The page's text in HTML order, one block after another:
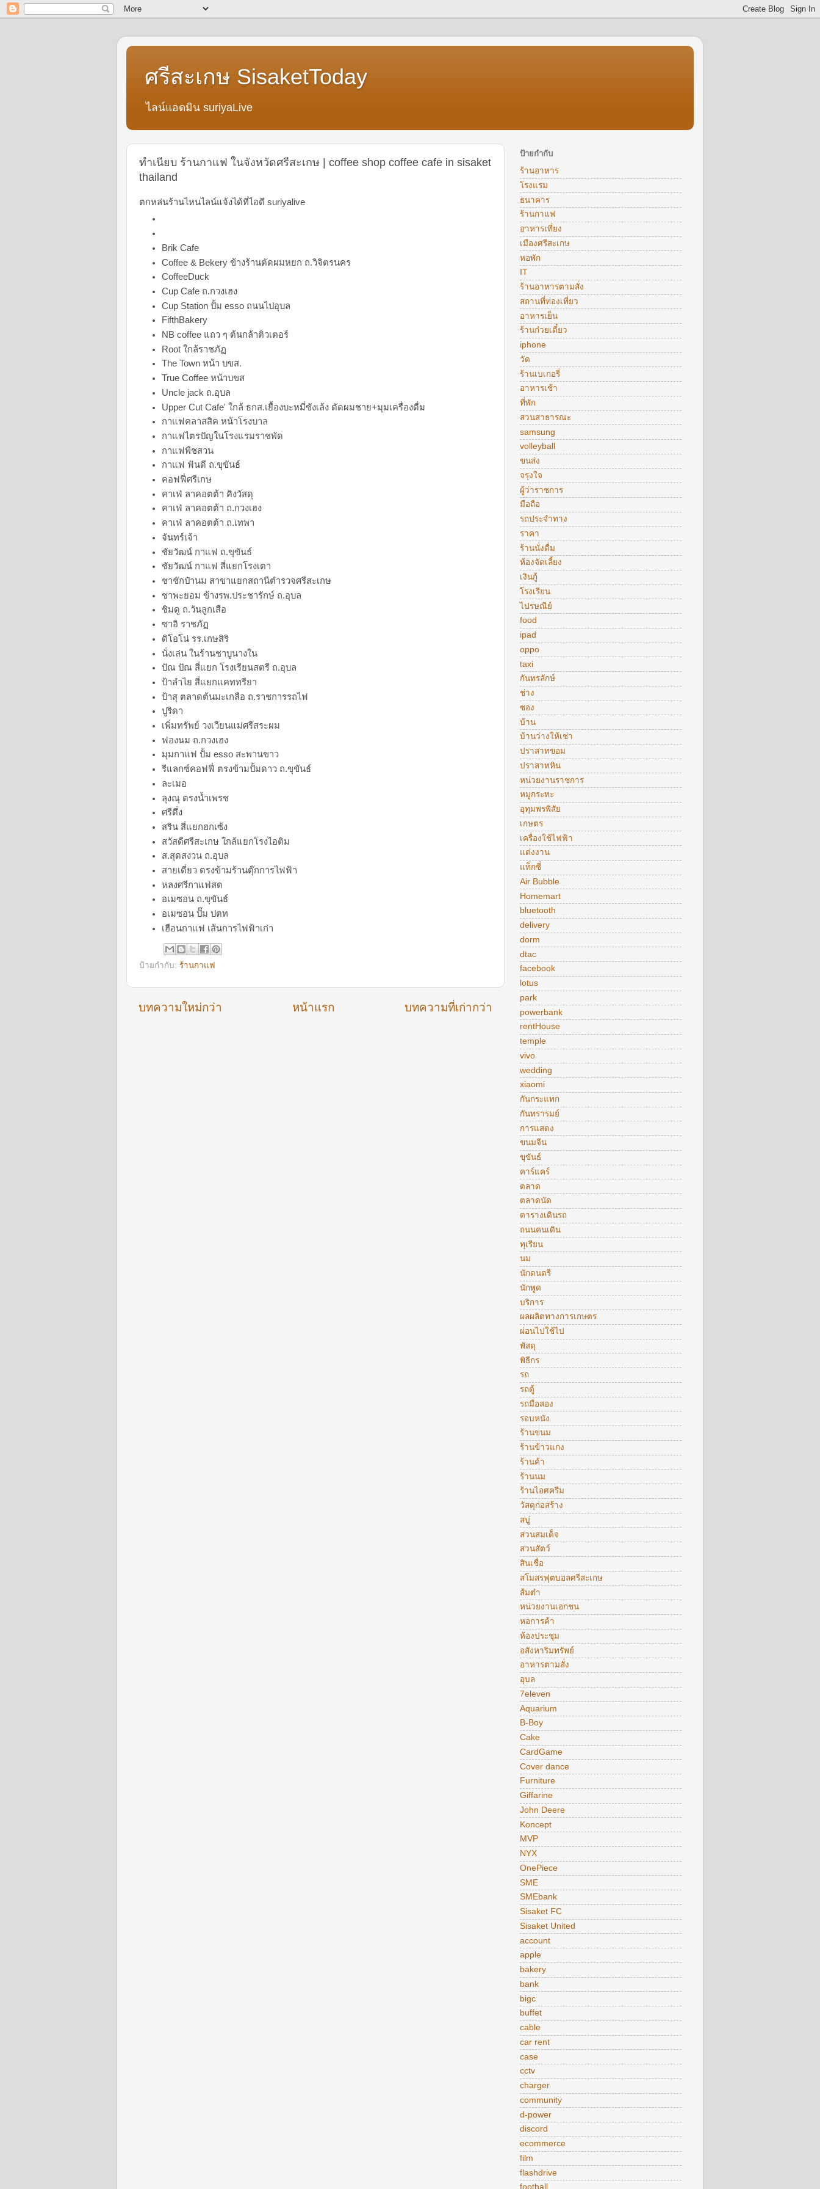
ศรีสะเกษ SisaketToday
ไลน์แอดมิน suriyaLive
ทำเนียบ ร้านกาแฟ ในจังหวัดศรีสะเกษ | coffee shop coffee cafe in sisaket
thailand
ตกหล่นร้านไหนไลน์แจ้งได้ที่ไอดี suriyalive
Brik Cafe
Coffee & Bekery ข้างร้านตัดผมหยก ถ.วิจิตรนคร
CoffeeDuck
Cup Cafe ถ.กวงเฮง
Cup Station ปั้ม esso ถนนไปอุบล
FifthBakery
NB coffee แถว ๆ ต้นกล้าติวเตอร์
Root ใกล้ราชภัฏ
The Town หน้า บขส.
True Coffee หน้าบขส
Uncle jack ถ.อุบล
Upper Cut Cafe' ใกล้ ธกส.เยื้องบะหมี่ซังเล้ง ตัดผมชาย+มุมเครื่องดื่ม
กาแฟคลาสสิค หน้าโรงบาล
กาแฟไตรปัญในโรงแรมราชพัด
กาแฟพืชสวน
กาแฟ ฟันดี ถ.ขุขันธ์
คอฟฟี่ศรีเกษ
คาเฟ่ ลาคอตต้า คิงวัสดุ
คาเฟ่ ลาคอตต้า ถ.กวงเฮง
คาเฟ่ ลาคอตต้า ถ.เทพา
จันทร์เจ้า
ชัยวัฒน์ กาแฟ ถ.ขุขันธ์
ชัยวัฒน์ กาแฟ สี่แยกโรงเตา
ชาชักป๋านม สาขาแยกสถานีตำรวจศรีสะเกษ
ชาพะยอม ข้างรพ.ประชารักษ์ ถ.อุบล
ชิมดู ถ.วันลูกเสือ
ซาอิ ราชภัฏ
ดิโอโน่ รร.เกษสิริ
นั่งเล่น ในร้านชาบูนางใน
ปัณ ปัณ สี่แยก โรงเรียนสตรี ถ.อุบล
ป้าลำไย สี่แยกแคททรียา
ป้าสุ ตลาดต้นมะเกลือ ถ.ราชการรถไฟ
ปูริดา
เพิ่มทรัพย์ วงเวียนแม่ศรีสระผม
ฟองนม ถ.กวงเฮง
มุมกาแฟ ปั้ม esso สะพานขาว
รีแลกซ์คอฟฟี่ ตรงข้ามปั้มดาว ถ.ขุขันธ์
ละเมอ
ลุงณุ ตรงน้ำเพรช
ศรีตึ่ง
สริน สี่แยกฮกเซ้ง
สวัสดีศรีสะเกษ ใกล้แยกโรงไอติม
ส.สุดสงวน ถ.อุบล
สายเดี่ยว ตรงข้ามร้านตุ๊กการไฟฟ้า
หลงศรีกาแฟสด
อเมซอน ถ.ขุขันธ์
อเมซอน ปั๊ม ปตท
เฮือนกาแฟ เส้นการไฟฟ้าเก่า
ป้ายกำกับ: ร้านกาแฟ
บทความใหม่กว่า บทความที่เก่ากว่า
หน้าแรก
ป้ายกำกับ
ร้านอาหาร
โรงแรม
ธนาคาร
ร้านกาแฟ
อาหารเที่ยง
เมืองศรีสะเกษ
หอพัก
IT
ร้านอาหารตามสั่ง
สถานที่ท่องเที่ยว
อาหารเย็น
ร้านก๋วยเตี๋ยว
iphone
วัด
ร้านเบเกอรี่
อาหารเช้า
ที่พัก
สวนสาธารณะ
samsung
volleyball
ขนส่ง
จรุงใจ
ผู้ว่าราชการ
มือถือ
รถประจำทาง
ราคา
ร้านนั่งดื่ม
ห้องจัดเลี้ยง
เงินกู้
โรงเรียน
ไปรษณีย์
food
ipad
oppo
taxi
กันทรลักษ์
ช่าง
ซอง
บ้าน
บ้านว่างให้เช่า
ปราสาทขอม
ปราสาทหิน
หน่วยงานราชการ
หมูกระทะ
อุทุมพรพิสัย
เกษตร
เครื่องใช้ไฟฟ้า
แต่งงาน
แท็กซี่
Air Bubble
Homemart
bluetooth
delivery
dorm
dtac
facebook
lotus
park
powerbank
rentHouse
temple
vivo
wedding
xiaomi
กันกระแทก
กันทรารมย์
การแสดง
ขนมจีน
ขุขันธ์
คาร์แคร์
ตลาด
ตลาดนัด
ตารางเดินรถ
ถนนคนเดิน
ทุเรียน
นม
นักดนตรี
นักพูด
บริการ
ผลผลิตทางการเกษตร
ผ่อนไปใช้ไป
พัสดุ
พิธีกร
รถ
รถตู้
รถมือสอง
รอบหนัง
ร้านขนม
ร้านข้าวแกง
ร้านค้า
ร้านนม
ร้านไอศครีม
วัสดุก่อสร้าง
สบู่
สวนสมเด็จ
สวนสัตว์
สินเชื่อ
สโมสรฟุตบอลศรีสะเกษ
ส้มตำ
หน่วยงานเอกชน
หอการค้า
ห้องประชุม
อสังหาริมทรัพย์
อาหารตามสั่ง
อุบล
7eleven
Aquarium
B-Boy
Cake
CardGame
Cover dance
Furniture
Giffarine
John Deere
Koncept
MVP
NYX
OnePiece
SME
SMEbank
Sisaket FC
Sisaket United
account
apple
bakery
bank
bigc
buffet
cable
car rent
case
cctv
charger
community
d-power
discord
ecommerce
film
flashdrive
football